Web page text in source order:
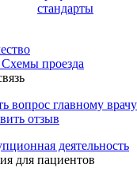
стандарты
проезда
вопрос главному врачу
отзыв
деятельность
для пациентов